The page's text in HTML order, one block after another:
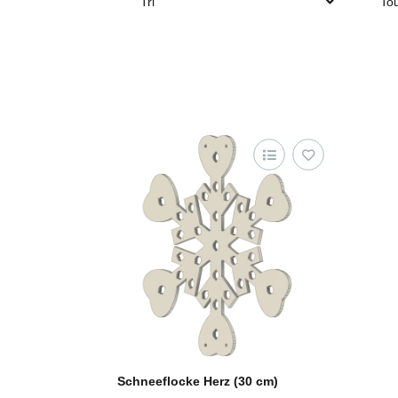
Schneeflocke Herz (30 cm)